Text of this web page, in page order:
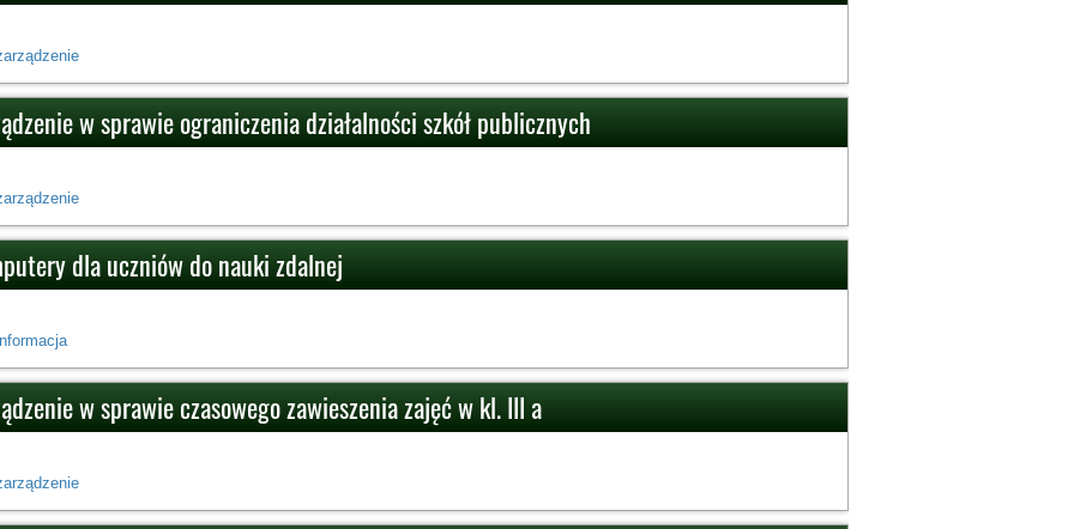
w sprawie ograniczenia działalności szkół publicznych
dla uczniów do nauki zdalnej
w sprawie czasowego zawieszenia zajęć w kl. III a